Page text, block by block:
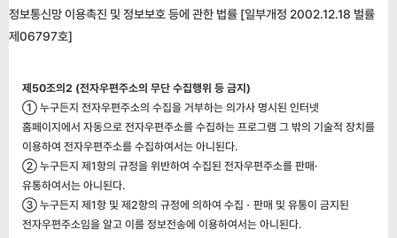
정보통신망 이용촉진 및 정보보호 등에 관한 법률 [일부개정 2002.12.18 벌률
제06797호]
제50조의2 (전자우편주소의 무단 수집행위 등 금지)
① 누구든지 전자우편주소의 수집을 거부하는 의가사 명시된 인터넷
홈페이지에서 자동으로 전자우편주소를 수집하는 프로그램 그 밖의 기술적 장치를
이용하여 전자우편주소를 수집하여서는 아니된다.
② 누구든지 제1항의 규정을 위반하여 수집된 전자우편주소를 판매·
유통하여서는 아니된다.
③ 누구든지 제1항 및 제2항의 규정에 의하여 수집ㆍ판매 및 유통이 금지된
전자우편주소임을 알고 이를 정보전송에 이용하여서는 아니된다.